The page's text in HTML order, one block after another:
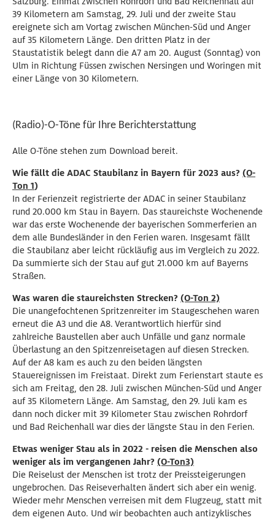
39 Kilometern am Samstag, 29. Juli und der zweite Stau
ereignete sich am Vortag zwischen München-Süd und Anger
auf 35 Kilometern Länge. Den dritten Platz in der
Staustatistik belegt dann die A7 am 20. August (Sonntag) von
Ulm in Richtung Füssen zwischen Nersingen und Woringen mit
einer Länge von 30 Kilometern.
(Radio)-O-Töne für Ihre Berichterstattung
Alle O-Töne stehen zum Download bereit.
Wie fällt die ADAC Staubilanz in Bayern für 2023 aus? (O-
Ton 1)
In der Ferienzeit registrierte der ADAC in seiner Staubilanz
rund 20.000 km Stau in Bayern. Das staureichste Wochenende
war das erste Wochenende der bayerischen Sommerferien an
dem alle Bundesländer in den Ferien waren. Insgesamt fällt
die Staubilanz aber leicht rückläufig aus im Vergleich zu 2022.
Da summierte sich der Stau auf gut 21.000 km auf Bayerns
Straßen.
Was waren die staureichsten Strecken? (O-Ton 2)
Die unangefochtenen Spritzenreiter im Staugeschehen waren
erneut die A3 und die A8. Verantwortlich hierfür sind
zahlreiche Baustellen aber auch Unfälle und ganz normale
Überlastung an den Spitzenreisetagen auf diesen Strecken.
Auf der A8 kam es auch zu den beiden längsten
Stauereignissen im Freistaat. Direkt zum Ferienstart staute es
sich am Freitag, den 28. Juli zwischen München-Süd und Anger
auf 35 Kilometern Länge. Am Samstag, den 29. Juli kam es
dann noch dicker mit 39 Kilometer Stau zwischen Rohrdorf
und Bad Reichenhall war dies der längste Stau in den Ferien.
Etwas weniger Stau als in 2022 - reisen die Menschen also
weniger als im vergangenen Jahr? (O-Ton3)
Die Reiselust der Menschen ist trotz der Preissteigerungen
ungebrochen. Das Reiseverhalten ändert sich aber ein wenig.
Wieder mehr Menschen verreisen mit dem Flugzeug, statt mit
dem eigenen Auto. Und wir beobachten auch antizyklisches